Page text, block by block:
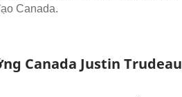
Canada.
Canada Justin Trudeau